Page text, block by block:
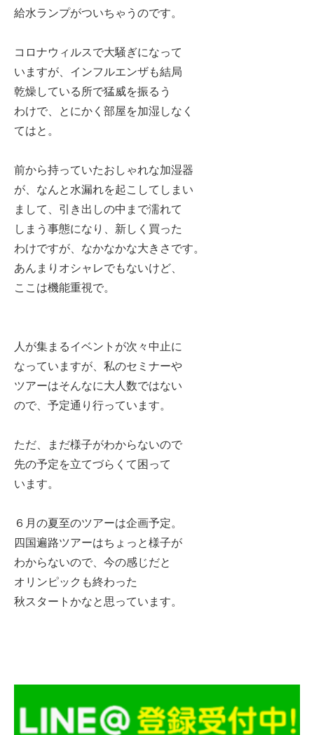
給水ランプがついちゃうのです。
コロナウィルスで大騒ぎになって
いますが、インフルエンザも結局
乾燥している所で猛威を振るう
わけで、とにかく部屋を加湿しなく
てはと。
前から持っていたおしゃれな加湿器
が、なんと水漏れを起こしてしまい
まして、引き出しの中まで濡れて
しまう事態になり、新しく買った
わけですが、なかなかな大きさです。
あんまりオシャレでもないけど、
ここは機能重視で。
人が集まるイベントが次々中止に
なっていますが、私のセミナーや
ツアーはそんなに大人数ではない
ので、予定通り行っています。
ただ、まだ様子がわからないので
先の予定を立てづらくて困って
います。
６月の夏至のツアーは企画予定。
四国遍路ツアーはちょっと様子が
わからないので、今の感じだと
オリンピックも終わった
秋スタートかなと思っています。